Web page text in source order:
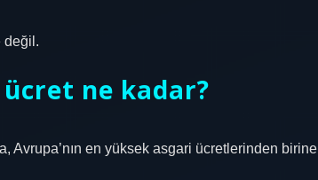
değil.
ücret ne kadar?
Avrupa’nın en yüksek asgari ücretlerinden birine